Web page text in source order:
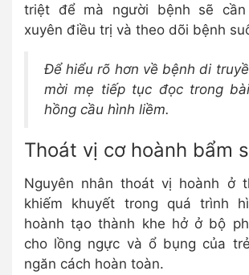
triệt để mà người bệnh sẽ cần
xuyên điều trị và theo dõi bệnh
Để hiểu rõ hơn về bệnh di
mời mẹ tiếp tục đọc trong
hồng cầu hình liềm.
Thoát vị cơ hoành bẩm
Nguyên nhân thoát vị hoành ở
khiếm khuyết trong quá trình
hoành tạo thành khe hở ở bộ
cho lồng ngực và ổ bụng của
ngăn cách hoàn toàn.